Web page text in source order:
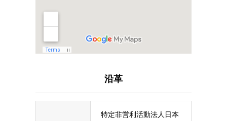
どんな事業？
COMPANY
沿革
特定非営利活動法人日本